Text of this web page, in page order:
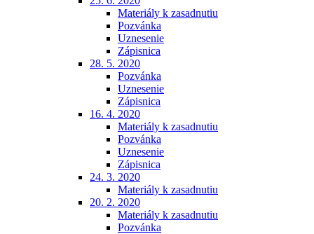
Materiály k zasadnutiu
Pozvánka
Uznesenie
Zápisnica
28. 5. 2020
Pozvánka
Uznesenie
Zápisnica
16. 4. 2020
Materiály k zasadnutiu
Pozvánka
Uznesenie
Zápisnica
24. 3. 2020
Materiály k zasadnutiu
20. 2. 2020
Materiály k zasadnutiu
Pozvánka